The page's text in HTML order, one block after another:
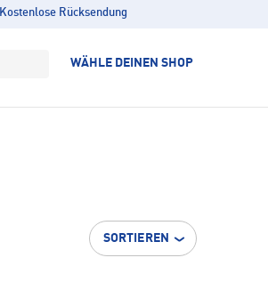
Kostenlose Rücksendung
WÄHLE DEINEN SHOP
SORTIEREN